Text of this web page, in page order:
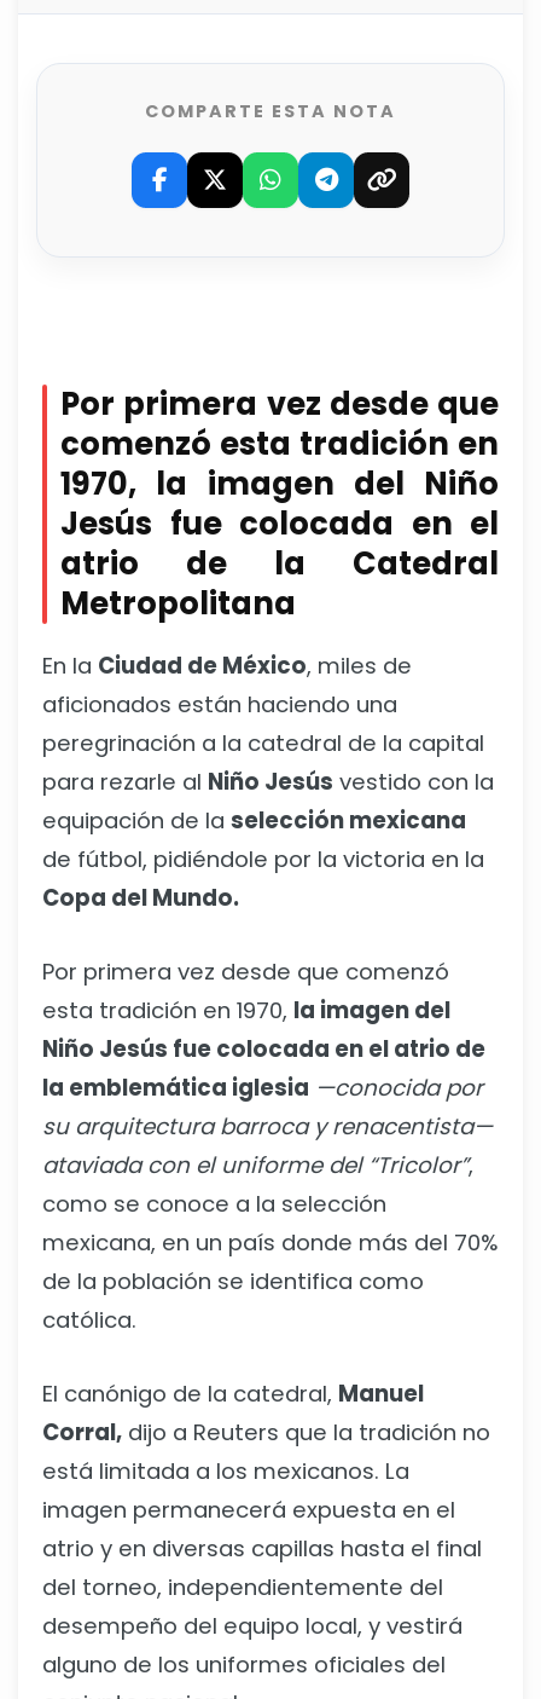
COMPARTE ESTA NOTA
Por primera vez desde que
comenzó esta tradición en
1970, la imagen del Niño
Jesús fue colocada en el
atrio de la Catedral
Metropolitana
En la Ciudad de México, miles de
aficionados están haciendo una
peregrinación a la catedral de la capital
para rezarle al Niño Jesús vestido con la
equipación de la selección mexicana
de fútbol, pidiéndole por la victoria en la
Copa del Mundo.
Por primera vez desde que comenzó
esta tradición en 1970, la imagen del
Niño Jesús fue colocada en el atrio de
la emblemática iglesia —conocida por
su arquitectura barroca y renacentista—
ataviada con el uniforme del “Tricolor”,
como se conoce a la selección
mexicana, en un país donde más del 70%
de la población se identifica como
católica.
El canónigo de la catedral, Manuel
Corral, dijo a Reuters que la tradición no
está limitada a los mexicanos. La
imagen permanecerá expuesta en el
atrio y en diversas capillas hasta el final
del torneo, independientemente del
desempeño del equipo local, y vestirá
alguno de los uniformes oficiales del